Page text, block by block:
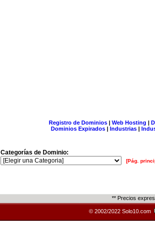
Registro de Dominios| Web Hosting |
Dominios Expirados | Industrias |
Categorías de Dominio:
[Pág.
** Precios
© 2002/2022 Solo10.com